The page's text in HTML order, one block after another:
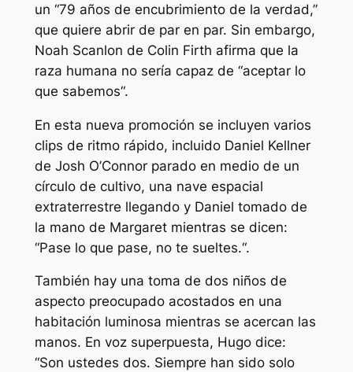
un “79 años de encubrimiento de la verdad,”
que quiere abrir de par en par. Sin embargo,
Noah Scanlon de Colin Firth afirma que la
raza humana no sería capaz de “aceptar lo
que sabemos“.
En esta nueva promoción se incluyen varios
clips de ritmo rápido, incluido Daniel Kellner
de Josh O’Connor parado en medio de un
círculo de cultivo, una nave espacial
extraterrestre llegando y Daniel tomado de
la mano de Margaret mientras se dicen:
“Pase lo que pase, no te sueltes.“.
También hay una toma de dos niños de
aspecto preocupado acostados en una
habitación luminosa mientras se acercan las
manos. En voz superpuesta, Hugo dice:
“Son ustedes dos. Siempre han sido solo